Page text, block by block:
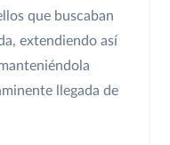
que buscaban
extendiendo así
llegada de